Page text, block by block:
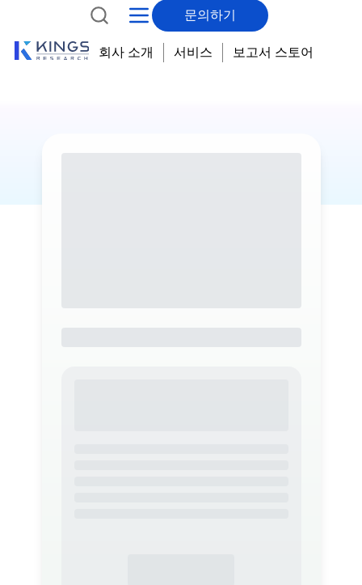
문의하기
회사 소개 서비스 보고서 스토어